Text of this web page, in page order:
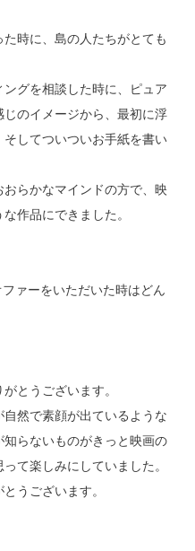
時に、島の人たちがとても
グを相談した時に、ピュア
のイメージから、最初に浮
してついついお手紙を書い
らかなマインドの方で、映
作品にできました。
ァーをいただいた時はどん
とうございます。
然で素顔が出ているような
らないものがきっと映画の
て楽しみにしていました。
うございます。